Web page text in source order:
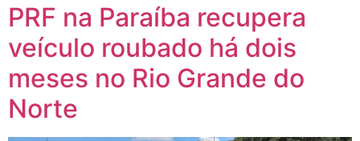
PRF na Paraíba recupera
veículo roubado há dois
meses no Rio Grande do
Norte